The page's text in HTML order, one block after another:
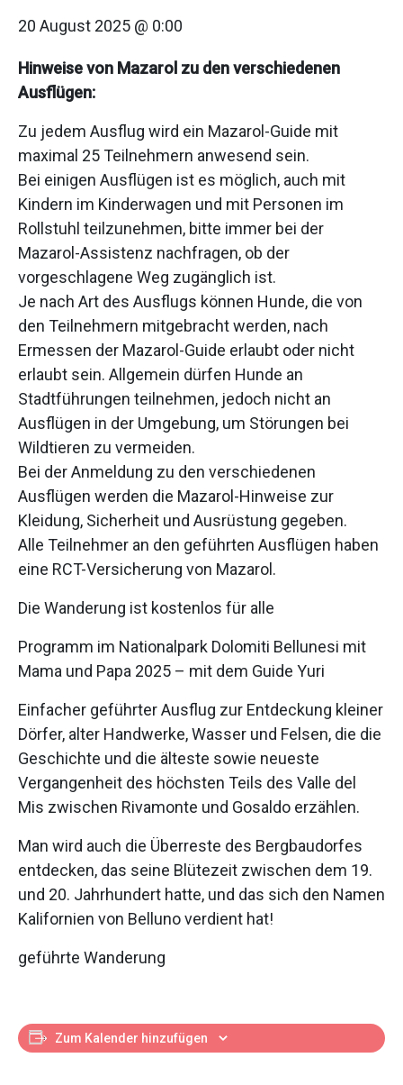
20 August 2025 @ 0:00
Hinweise von Mazarol zu den verschiedenen
Ausflügen:
Zu jedem Ausflug wird ein Mazarol-Guide mit
maximal 25 Teilnehmern anwesend sein.
Bei einigen Ausflügen ist es möglich, auch mit
Kindern im Kinderwagen und mit Personen im
Rollstuhl teilzunehmen, bitte immer bei der
Mazarol-Assistenz nachfragen, ob der
vorgeschlagene Weg zugänglich ist.
Je nach Art des Ausflugs können Hunde, die von
den Teilnehmern mitgebracht werden, nach
Ermessen der Mazarol-Guide erlaubt oder nicht
erlaubt sein. Allgemein dürfen Hunde an
Stadtführungen teilnehmen, jedoch nicht an
Ausflügen in der Umgebung, um Störungen bei
Wildtieren zu vermeiden.
Bei der Anmeldung zu den verschiedenen
Ausflügen werden die Mazarol-Hinweise zur
Kleidung, Sicherheit und Ausrüstung gegeben.
Alle Teilnehmer an den geführten Ausflügen haben
eine RCT-Versicherung von Mazarol.
Die Wanderung ist kostenlos für alle
Programm im Nationalpark Dolomiti Bellunesi mit
Mama und Papa 2025 – mit dem Guide Yuri
Einfacher geführter Ausflug zur Entdeckung kleiner
Dörfer, alter Handwerke, Wasser und Felsen, die die
Geschichte und die älteste sowie neueste
Vergangenheit des höchsten Teils des Valle del
Mis zwischen Rivamonte und Gosaldo erzählen.
Man wird auch die Überreste des Bergbaudorfes
entdecken, das seine Blütezeit zwischen dem 19.
und 20. Jahrhundert hatte, und das sich den Namen
Kalifornien von Belluno verdient hat!
geführte Wanderung
Zum Kalender hinzufügen